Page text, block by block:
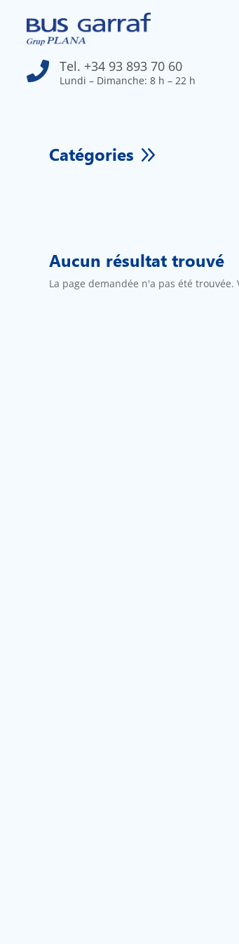
 Tel. +34 93 893 70 60
Lundi – Dimanche: 8 h – 22 h
9
Catégories
Aucun résultat trouvé
La page demandée n'a pas été